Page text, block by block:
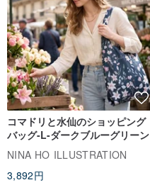
コマドリと水仙のショッピング
バッグ-L-ダークブルーグリーン
NINA HO ILLUSTRATION
3,892円